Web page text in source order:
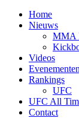
Home
Nieuws
MMA
Videos
Evenementen
Rankings
UFC
UFC All
Contact